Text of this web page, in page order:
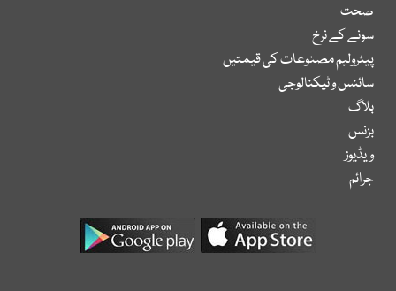
صحت
سونے کے نرخ
پیٹرولیم مصنوعات کی قیمتیں
سائنس و ٹیکنالوجی
بلاگ
بزنس
ویڈیوز
جرائم